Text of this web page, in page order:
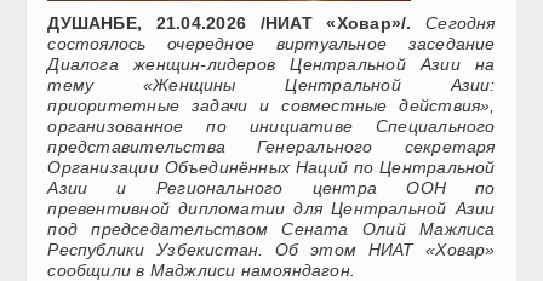
ДУШАНБЕ, 21.04.2026 /НИАТ «Ховар»/. Сегодня
состоялось очередное виртуальное заседание
Диалога женщин-лидеров Центральной Азии на
тему «Женщины Центральной Азии:
приоритетные задачи и совместные действия»,
организованное по инициативе Специального
представительства Генерального секретаря
Организации Объединённых Наций по Центральной
Азии и Регионального центра ООН по
превентивной дипломатии для Центральной Азии
под председательством Сената Олий Мажлиса
Республики Узбекистан. Об этом НИАТ «Ховар»
сообщили в Маджлиси намояндагон.